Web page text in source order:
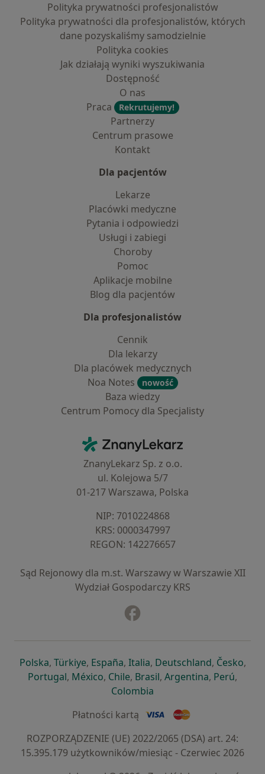
Polityka prywatności profesjonalistów
Polityka prywatności dla profesjonalistów, których
dane pozyskaliśmy samodzielnie
Polityka cookies
Jak działają wyniki wyszukiwania
Dostępność
O nas
Praca
Rekrutujemy!
Partnerzy
Centrum prasowe
Kontakt
Dla pacjentów
Lekarze
Placówki medyczne
Pytania i odpowiedzi
Usługi i zabiegi
Choroby
Pomoc
Aplikacje mobilne
Blog dla pacjentów
Dla profesjonalistów
Cennik
Dla lekarzy
Dla placówek medycznych
Noa Notes
nowość
Baza wiedzy
Centrum Pomocy dla Specjalisty
ZnanyLekarz - Strona główna
ZnanyLekarz Sp. z o.o.
ul. Kolejowa 5/7
01-217 Warszawa, Polska
NIP: ⁠7010224868
KRS: ⁠0000347997
REGON: ⁠142276657
Sąd Rejonowy dla m.st. Warszawy w Warszawie XII
Wydział Gospodarczy KRS
Polskaotwiera się w nowej karcie
, Türkiyeotwiera się w nowej karcie
, Españaotwiera się w nowej karcie
, Italiaotwiera się w nowej
, Deutschlandotwiera się
, Česko,
Portugalotwiera się w nowej karcie
, Méxicootwiera się w nowej karcie
, Chileotwiera się w nowej karcie
, Brasilotwiera się w nowej
, Argentinaotwiera się
, Perú,
Colombia
Płatności kartą
ROZPORZĄDZENIE (UE) 2022/2065 (DSA) art. 24:
15.395.179 użytkowników/miesiąc - Czerwiec 2026